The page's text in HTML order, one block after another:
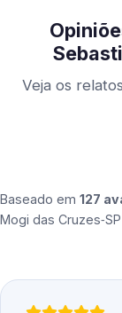
Veja os
Baseado em 127
Mogi das Cruzes‑SP